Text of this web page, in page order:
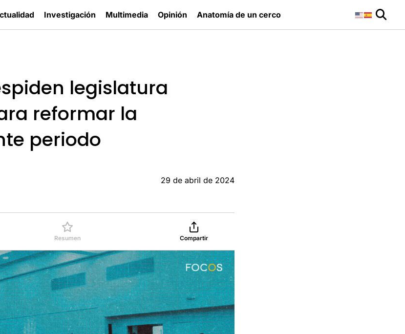
Investigación Multimedia Opinión Anatomía de un cerco
legislatura
reformar la
periodo
29 de abril de 2024
Resumen Compartir